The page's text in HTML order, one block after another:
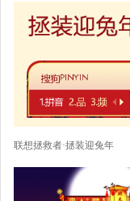
联想拯救者·拯装迎兔年